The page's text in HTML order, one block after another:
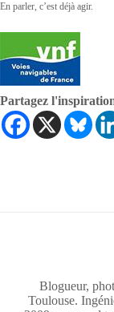
En parler, c’est déjà agir.
Partagez
Blogueur,
Toulouse.